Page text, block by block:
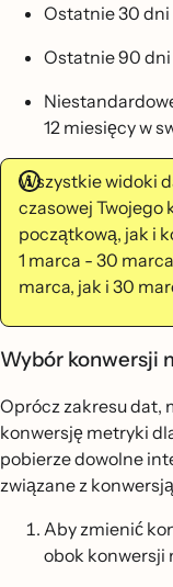
Ostatnie 30 dni
Ostatnie 90 dni
12 miesięcy w
Wszystkie widoki
czasowej Twojego
początkową, jak i
1 marca - 30
marca, jak i 30
Wybór konwersji
Oprócz zakresu dat,
konwersję metryki
pobierze dowolne
związane z
Aby zmienić
obok konwersji